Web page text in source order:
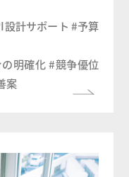
計サポート #予算
明確化 #競争優位
案